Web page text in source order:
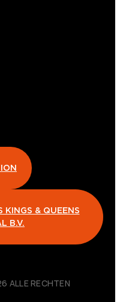
KINGS & QUEENS
B.V.
ALLE RECHTEN